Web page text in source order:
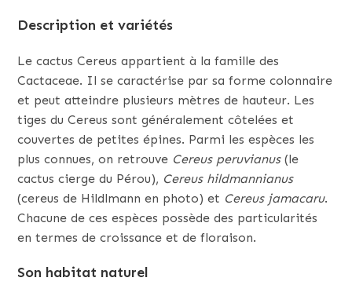
Description et variétés
Le cactus Cereus appartient à la famille des
Cactaceae. Il se caractérise par sa forme colonnaire
et peut atteindre plusieurs mètres de hauteur. Les
tiges du Cereus sont généralement côtelées et
couvertes de petites épines. Parmi les espèces les
plus connues, on retrouve Cereus peruvianus(le
cactus cierge du Pérou), Cereus hildmannianus
(cereus de Hildlmann en photo) et Cereus jamacaru.
Chacune de ces espèces possède des particularités
en termes de croissance et de floraison.
Son habitat naturel